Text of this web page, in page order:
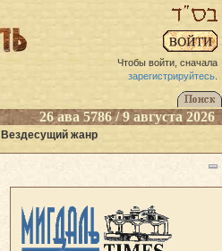
Чтобы войти, сначала
зарегистрируйтесь.
26 ава 5786 / 9 августа 2026
Вездесущий жанр